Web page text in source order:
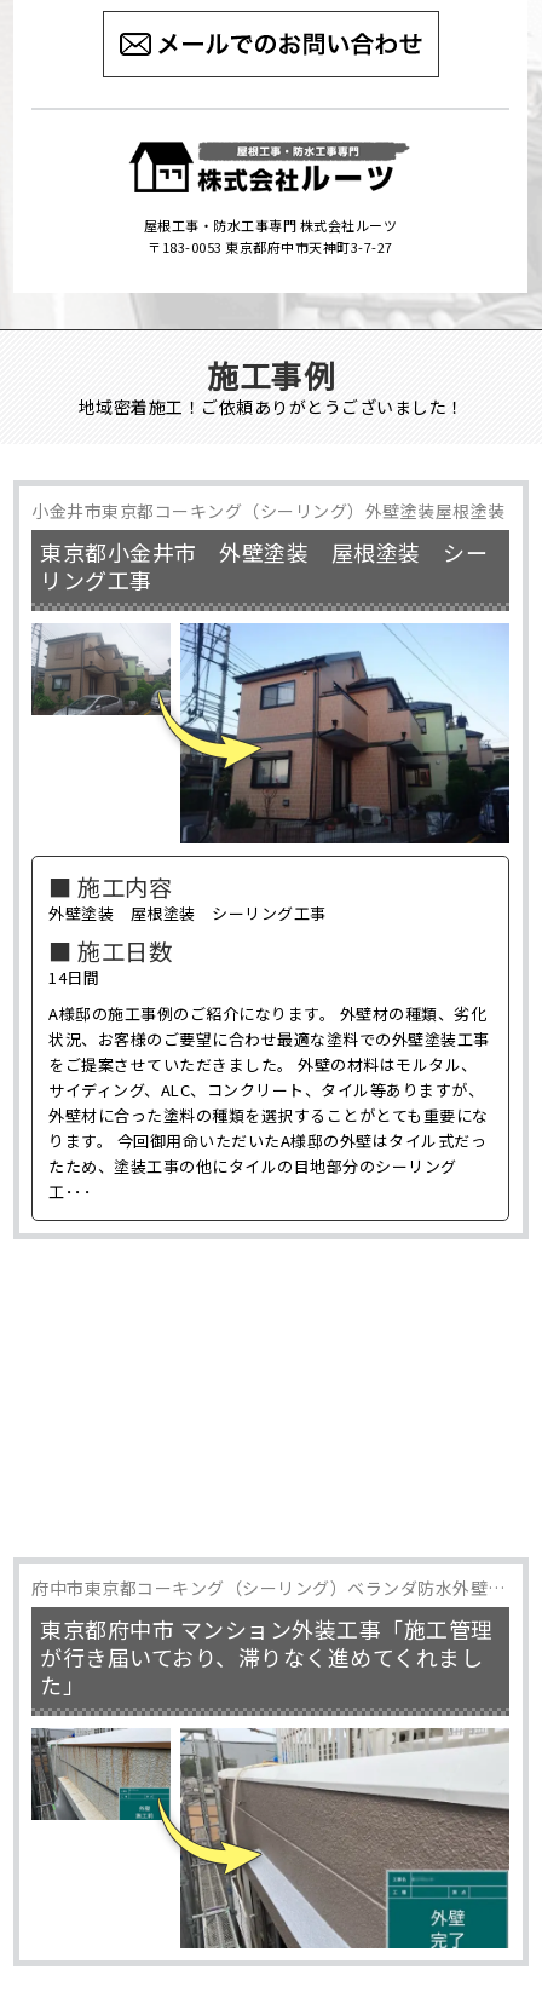
屋根工事・防水工事専門 株式会社ルーツ
〒183-0053 東京都府中市天神町3-7-27
施工事例
地域密着施工！ご依頼ありがとうございました！
小金井市東京都コーキング（シーリング）外壁塗装屋根塗装
東京都小金井市 外壁塗装 屋根塗装 シー
リング工事
■ 施工内容
外壁塗装 屋根塗装 シーリング工事
■ 施工日数
14日間
A様邸の施工事例のご紹介になります。 外壁材の種類、劣化
状況、お客様のご要望に合わせ最適な塗料での外壁塗装工事
をご提案させていただきました。 外壁の材料はモルタル、
サイディング、ALC、コンクリート、タイル等ありますが、
外壁材に合った塗料の種類を選択することがとても重要にな
ります。 今回御用命いただいたA様邸の外壁はタイル式だっ
たため、塗装工事の他にタイルの目地部分のシーリング
工･･･
府中市東京都コーキング（シーリング）ベランダ防水外壁塗
装屋上防水防水工事
東京都府中市 マンション外装工事「施工管理
が行き届いており、滞りなく進めてくれまし
た」